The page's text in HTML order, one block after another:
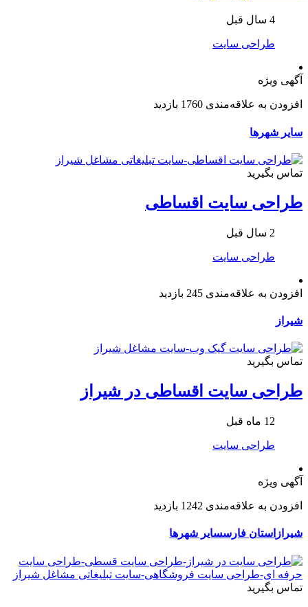
4 سال قبل
طراحی سایت
آگهی ویژه
افزودن به علاقه‌مندی 1760 بازدید
سایر شهرها
تماس بگیرید
طراحی سایت اقساطی
2 سال قبل
طراحی سایت
افزودن به علاقه‌مندی 245 بازدید
شیراز
تماس بگیرید
طراحی سایت اقساطی در شیراز
12 ماه قبل
طراحی سایت
آگهی ویژه
افزودن به علاقه‌مندی 1242 بازدید
شیراز استان فارسسایر شهرها
تماس بگیرید